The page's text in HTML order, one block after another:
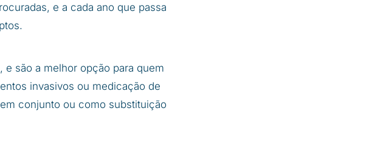
e a cada ano que passa
são a melhor opção para quem
invasivos ou medicação de
conjunto ou como substituição